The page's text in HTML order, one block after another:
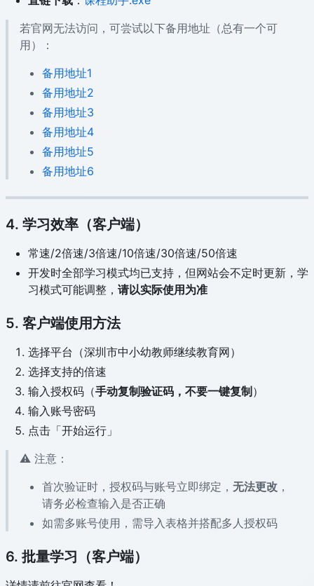
若官网无法访问，可尝试以下备用地址（总有一个可
用）：
备用地址1
备用地址2
备用地址3
备用地址4
备用地址5
备用地址6
4. 学习效率（客户端）
常速/2倍速/3倍速/10倍速/30倍速/50倍速
开发时全部学习模式均已支持，但网站会不定时更新，学
习模式可能调整， 请以实际使用为准
5. 客户端使用方法
选择平台（深圳市中小幼教师继续教育网）
选择支持的倍速
输入授权码（手动复制验证码，不要一键复制）
输入账号密码
点击「开始运行」
⚠️ 注意：
首次验证时，授权码与账号立即绑定， 无法更改 ，
请务必检查输入是否正确
如需多账号使用，需导入表格并搭配多人授权码
6. 批量学习（客户端）